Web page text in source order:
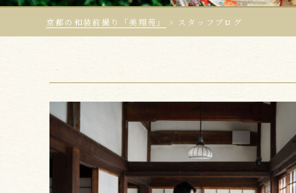
京都の和装前撮り「美翔苑」 > スタッフブログ